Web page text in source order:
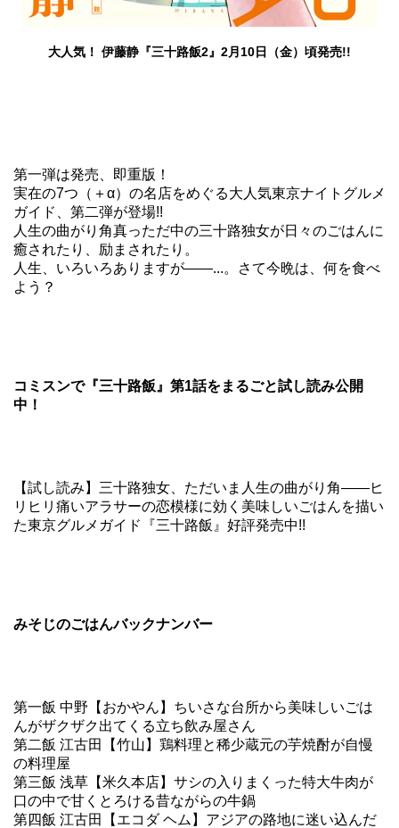
大人気！ 伊藤静『三十路飯2』2月10日（金）頃発売!!
第一弾は発売、即重版！
実在の7つ（＋α）の名店をめぐる大人気東京ナイトグルメ
ガイド、第二弾が登場!!
人生の曲がり角真っただ中の三十路独女が日々のごはんに
癒されたり、励まされたり。
人生、いろいろありますが――...。さて今晩は、何を食べ
よう？
コミスンで『三十路飯』第1話をまるごと試し読み公開
中！
【試し読み】三十路独女、ただいま人生の曲がり角――ヒ
リヒリ痛いアラサーの恋模様に効く美味しいごはんを描い
た東京グルメガイド『三十路飯』好評発売中!!
みそじのごはんバックナンバー
第一飯 中野【おかやん】ちいさな台所から美味しいごは
んがザクザク出てくる立ち飲み屋さん
第二飯 江古田【竹山】鶏料理と稀少蔵元の芋焼酎が自慢
の料理屋
第三飯 浅草【米久本店】サシの入りまくった特大牛肉が
口の中で甘くとろける昔ながらの牛鍋
第四飯 江古田【エコダ ヘム】アジアの路地に迷い込んだ